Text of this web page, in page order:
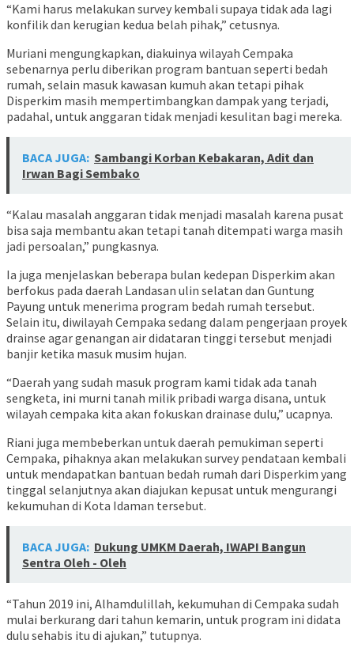
“Kami harus melakukan survey kembali supaya tidak ada lagi
konfilik dan kerugian kedua belah pihak,” cetusnya.
Muriani mengungkapkan, diakuinya wilayah Cempaka
sebenarnya perlu diberikan program bantuan seperti bedah
rumah, selain masuk kawasan kumuh akan tetapi pihak
Disperkim masih mempertimbangkan dampak yang terjadi,
padahal, untuk anggaran tidak menjadi kesulitan bagi mereka.
BACA JUGA: Sambangi Korban Kebakaran, Adit dan
Irwan Bagi Sembako
“Kalau masalah anggaran tidak menjadi masalah karena pusat
bisa saja membantu akan tetapi tanah ditempati warga masih
jadi persoalan,” pungkasnya.
Ia juga menjelaskan beberapa bulan kedepan Disperkim akan
berfokus pada daerah Landasan ulin selatan dan Guntung
Payung untuk menerima program bedah rumah tersebut.
Selain itu, diwilayah Cempaka sedang dalam pengerjaan proyek
drainse agar genangan air didataran tinggi tersebut menjadi
banjir ketika masuk musim hujan.
“Daerah yang sudah masuk program kami tidak ada tanah
sengketa, ini murni tanah milik pribadi warga disana, untuk
wilayah cempaka kita akan fokuskan drainase dulu,” ucapnya.
Riani juga membeberkan untuk daerah pemukiman seperti
Cempaka, pihaknya akan melakukan survey pendataan kembali
untuk mendapatkan bantuan bedah rumah dari Disperkim yang
tinggal selanjutnya akan diajukan kepusat untuk mengurangi
kekumuhan di Kota Idaman tersebut.
BACA JUGA: Dukung UMKM Daerah, IWAPI Bangun
Sentra Oleh - Oleh
“Tahun 2019 ini, Alhamdulillah, kekumuhan di Cempaka sudah
mulai berkurang dari tahun kemarin, untuk program ini didata
dulu sehabis itu di ajukan,” tutupnya.